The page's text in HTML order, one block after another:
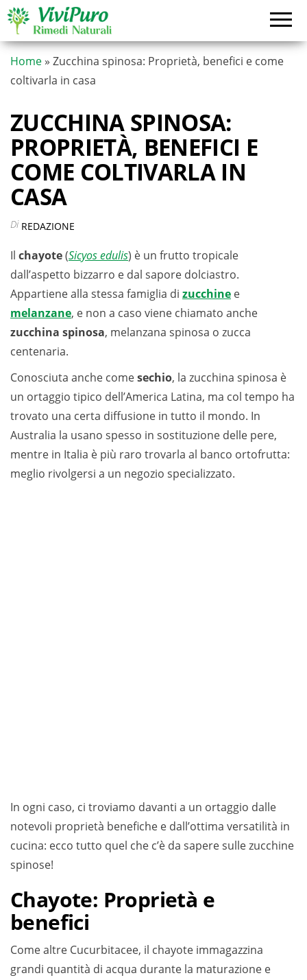
Vai
contenuto
Home » Zucchina spinosa: Proprietà, benefici e come
coltivarla in casa
ZUCCHINA SPINOSA:
PROPRIETÀ, BENEFICI E
COME COLTIVARLA IN
CASA
Di REDAZIONE
Il chayote(Sicyos edulis) è un frutto tropicale
dall’aspetto bizzarro e dal sapore dolciastro.
Appartiene alla stessa famiglia di zucchine e
melanzane, e non a caso viene chiamato anche
zucchina spinosa, melanzana spinosa o zucca
centenaria.
Conosciuta anche comesechio, la zucchina spinosa è
un ortaggio tipico dell’America Latina, ma col tempo ha
trovato una certa diffusione in tutto il mondo. In
Australia la usano spesso in sostituzione delle pere,
mentre in Italia è più raro trovarla al banco ortofrutta:
meglio rivolgersi a un negozio specializzato.
In ogni caso, ci troviamo davanti a un ortaggio dalle
notevoli proprietà benefiche e dall’ottima versatilità in
cucina: ecco tutto quel che c’è da sapere sulle zucchine
spinose!
Chayote: Proprietà e
benefici
Come altre Cucurbitacee, il chayote immagazzina
grandi quantità di acqua durante la maturazione e